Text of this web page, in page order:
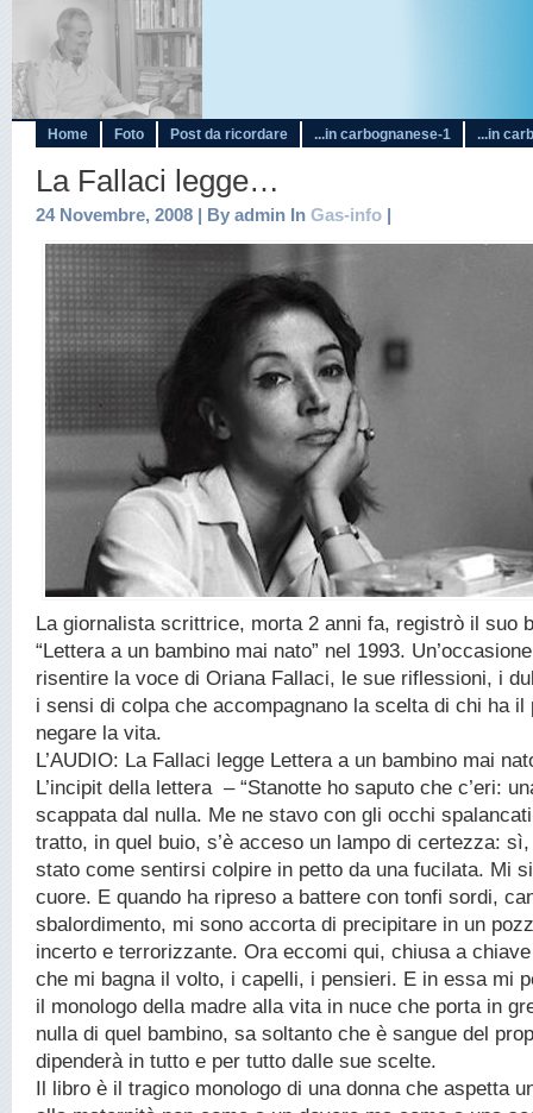
Home Foto Post da ricordare ...in carbognanese-1 ...in
La Fallaci legge…
24 Novembre, 2008 | By admin In Gas-info |
La giornalista scrittrice, morta 2 anni fa, registrò il suo
“Lettera a un bambino mai nato” nel 1993.
risentire la voce di Oriana Fallaci, le sue riflessioni, i
i sensi di colpa che accompagnano la scelta di chi ha il
negare la vita.
L’AUDIO: La Fallaci legge Lettera a un bambino mai
L’incipit della lettera – “Stanotte ho saputo che c’eri:
scappata dal nulla. Me ne stavo con gli occhi spalancati
tratto, in quel buio, s’è acceso un lampo di certezza:
stato come sentirsi colpire in petto da una fucilata. Mi
cuore. E quando ha ripreso a battere con tonfi sordi,
sbalordimento, mi sono accorta di precipitare in un
incerto e terrorizzante. Ora eccomi qui, chiusa a
che mi bagna il volto, i capelli, i pensieri. E in essa mi
il monologo della madre alla vita in nuce che porta in
nulla di quel bambino, sa soltanto che è sangue del
dipenderà in tutto e per tutto dalle sue scelte.
Il libro è il tragico monologo di una donna che aspetta